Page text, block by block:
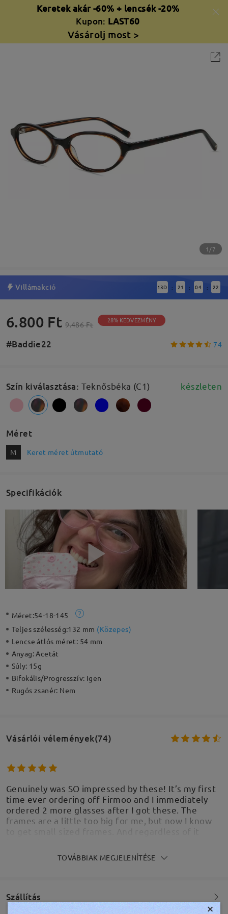
Keretek akár -60% + lencsék -20%
Kupon: LAST60
Vásárolj most >
1/7
Villámakció 13D : 21 : 04 : 22
6.800 Ft 9.486 Ft 28% KEDVEZMÉNY
#Baddie22 74
Szín kiválasztása: Teknősbéka (C1) készleten
Méret
M Keret méret útmutató
Specifikációk
Méret:54-18-145
Teljes szélesség:132 mm (Közepes)
Lencse átlós méret: 54 mm
Anyag:Acetát
Súly: 15g
Bifokális/Progresszív: Igen
Rugós zsanér: Nem
Vásárlói vélemények(74)
Genuinely was SO impressed by these! It’s my first
time ever ordering off Firmoo and I immediately
ordered 2 more glasses after I got these. The
frames are a little too big for me, but now I know
TOVÁBBIAK MEGJELENÍTÉSE
Szállítás
×